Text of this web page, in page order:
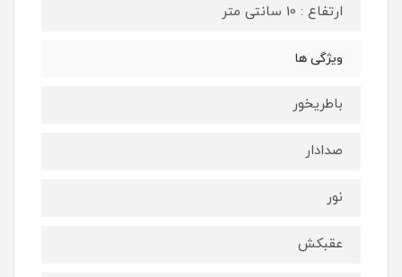
ارتفاع : 10 سانتی متر
ویژگی ها
باطریخور
صدادار
نور
عقبکش